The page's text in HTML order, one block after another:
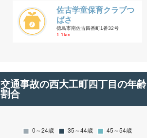
佐古学童保育クラブつ
ばさ
徳島市南佐古四番町1番32号
1.1km
交通事故の西大工町四丁目の年齢
割合